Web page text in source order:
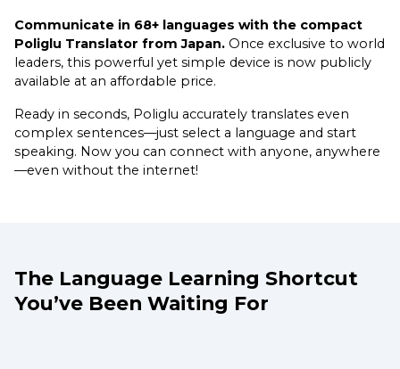
Communicate in 68+ languages with the compact
Poliglu Translator from Japan. Once exclusive to world
leaders, this powerful yet simple device is now publicly
available at an affordable price.
Ready in seconds, Poliglu accurately translates even
complex sentences—just select a language and start
speaking. Now you can connect with anyone, anywhere
—even without the internet!
The Language Learning Shortcut
You’ve Been Waiting For